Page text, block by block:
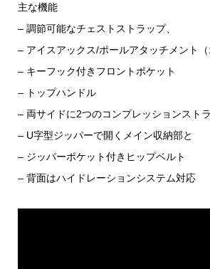
主な機能
– 調節可能なチェストストラップ、
– アイスアックス/ポールアタッチメント（
– キーフック付きフロントポケット
– トップハンドル
– 両サイドに2つのコンプレッションストラ
– U字型ジッパーで開くメイン収納部と
– ジッパーポケット付きヒップベルト
– 背面はハイドレーションシステム対応